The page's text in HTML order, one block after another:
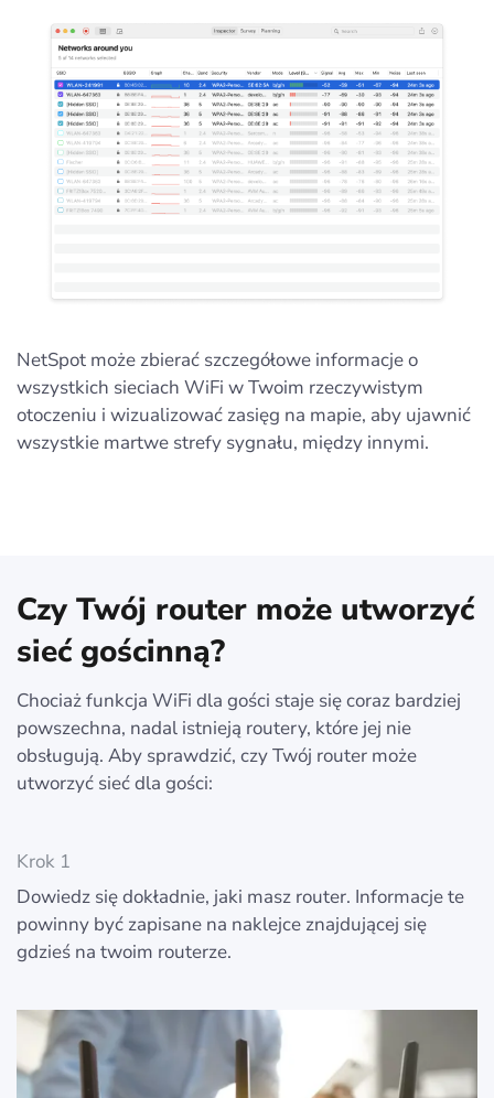
NetSpot może zbierać szczegółowe informacje o
wszystkich sieciach WiFi w Twoim rzeczywistym
otoczeniu i wizualizować zasięg na mapie, aby ujawnić
wszystkie martwe strefy sygnału, między innymi.
Czy Twój router może utworzyć
sieć gościnną?
Chociaż funkcja WiFi dla gości staje się coraz bardziej
powszechna, nadal istnieją routery, które jej nie
obsługują. Aby sprawdzić, czy Twój router może
utworzyć sieć dla gości:
Krok 1
Dowiedz się dokładnie, jaki masz router. Informacje te
powinny być zapisane na naklejce znajdującej się
gdzieś na twoim routerze.